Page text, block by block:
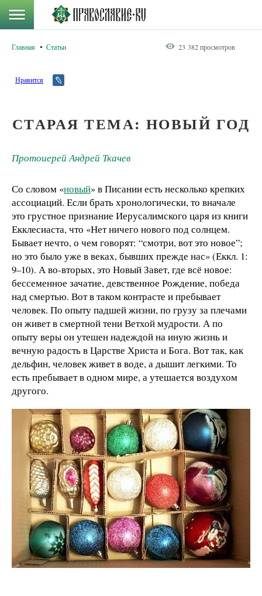
Главная Статьи 23 382 просмотров
Нравится
СТАРАЯ ТЕМА: НОВЫЙ ГОД
Протоиерей Андрей Ткачев
Со словом «новый» в Писании есть несколько крепких
ассоциаций. Если брать хронологически, то вначале
это грустное признание Иерусалимского царя из книги
Екклесиаста, что «Нет ничего нового под солнцем.
Бывает нечто, о чем говорят: “смотри, вот это новое”;
но это было уже в веках, бывших прежде нас» (Еккл. 1:
9–10). А во-вторых, это Новый Завет, где всё новое:
бессеменное зачатие, девственное Рождение, победа
над смертью. Вот в таком контрасте и пребывает
человек. По опыту падшей жизни, по грузу за плечами
он живет в смертной тени Ветхой мудрости. А по
опыту веры он утешен надеждой на иную жизнь и
вечную радость в Царстве Христа и Бога. Вот так, как
дельфин, человек живет в воде, а дышит легкими. То
есть пребывает в одном мире, а утешается воздухом
другого.